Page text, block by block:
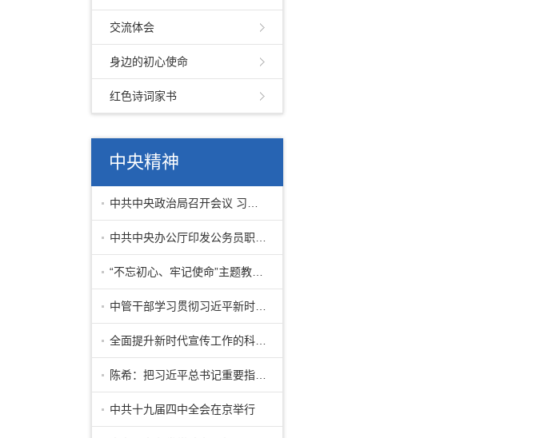
交流体会
身边的初心使命
红色诗词家书
中央精神
中共十九届四中全会在京举行